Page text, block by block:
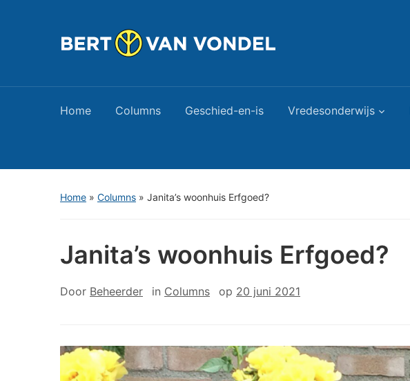
Home Columns Geschied-en-is Vredesonderwijs
Home » Columns » Janita’s woonhuis Erfgoed?
Janita’s woonhuis Erfgoed?
Door Beheerder in Columns op 20 juni 2021